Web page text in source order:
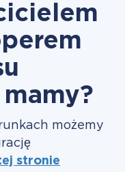
możemy
stronie